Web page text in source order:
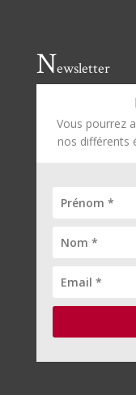
Newsletter
Vous pourrez
nos différents